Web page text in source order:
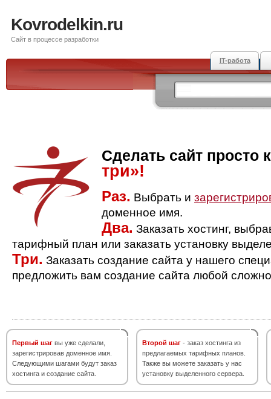
Kovrodelkin.ru
Сайт в процессе разработки
IT-работа
Сделать сайт просто
три»!
Раз. Выбрать и
доменное имя.
Два. Заказать хостинг,
тарифный план или заказать установку
Три. Заказать создание сайта у нашего
предложить вам создание сайта любой
Первый шаг вы уже сделали,
зарегистрировав доменное имя.
Следующими шагами будут заказ
хостинга и создание сайта.
Второй шаг - заказ хостинга из
предлагаемых тарифных планов.
Также вы можете заказать у нас
установку выделенного сервера.